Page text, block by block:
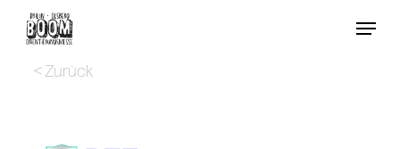
Menu
< Zurück